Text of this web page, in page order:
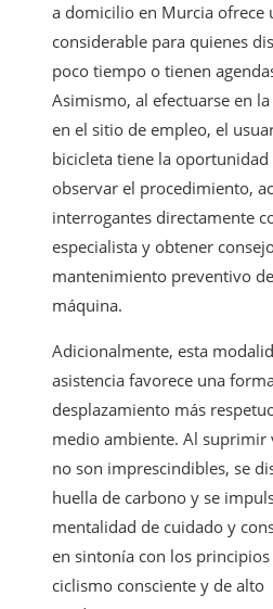
a domicilio en Murcia ofrece
considerable para quienes
poco tiempo o tienen
Asimismo, al efectuarse en
en el sitio de empleo, el
bicicleta tiene la oportunidad
observar el procedimiento,
interrogantes directamente
especialista y obtener
mantenimiento preventivo
máquina.
Adicionalmente, esta
asistencia favorece una
desplazamiento más
medio ambiente. Al suprimir
no son imprescindibles, se
huella de carbono y se
mentalidad de cuidado y
en sintonía con los principios
ciclismo consciente y de alto